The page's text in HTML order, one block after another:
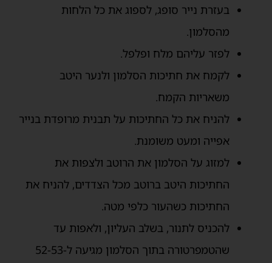
בעזרת נייר סופג, לספוג את כל הלחות
מהסלמון.
לפזר עליהם מלח ופלפל.
לקמח את חתיכות הסלמון ולנער היטב
משאריות הקמח.
להניח את כל החתיכות על תבנית מרופדת בנייר
אפייה ומעט משומנת.
למזוג על הסלמון את הרוטב ולצפות את
החתיכות היטב ברוטב מכל הצדדים, להניח את
החתיכות כשהעור כלפי מטה.
להכניס לתנור, בשלב העליון, ולאפות עד
שהטמפרטורה בתוך הסלמון מגיעה ל-52-53